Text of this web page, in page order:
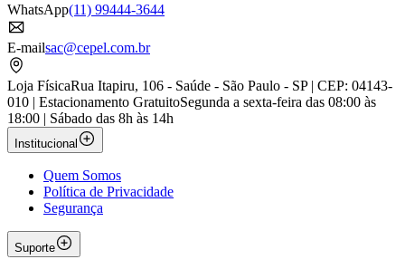
WhatsApp(11) 99444-3644
E-mailsac@cepel.com.br
Loja FísicaRua Itapiru, 106 - Saúde - São Paulo - SP | CEP: 04143-
010 | Estacionamento GratuitoSegunda a sexta-feira das 08:00 às
18:00 | Sábado das 8h às 14h
Institucional
Quem Somos
Política de Privacidade
Segurança
Suporte